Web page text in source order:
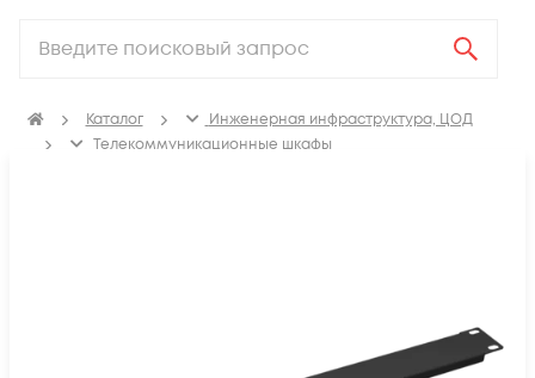
Каталог
Инженерная инфраструктура, ЦОД
Телекоммуникационные шкафы